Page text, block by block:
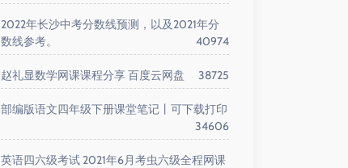
2022年长沙中考分数线预测，以及2021年分
数线参考。
40974
赵礼显数学网课课程分享 百度云网盘 38725
部编版语文四年级下册课堂笔记丨可下载打印
34606
英语四六级考试 2021年6月考虫六级全程网课